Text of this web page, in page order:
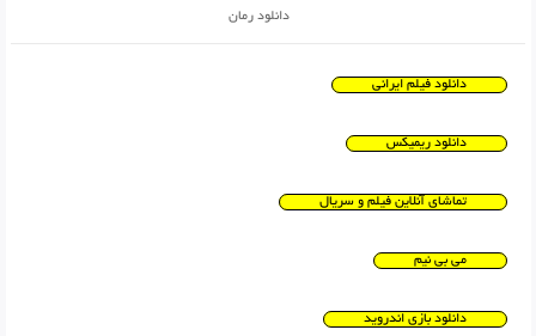
دانلود رمان
دانلود فیلم ایرانی
دانلود ریمیکس
تماشای آنلاین فیلم و سریال
می بی نیم
دانلود بازی اندروید